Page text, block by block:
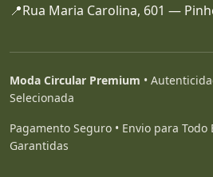
📍Rua Maria Carolina, 601 —
Moda Circular Premium •
Selecionada
Pagamento Seguro • Envio para Todo
Garantidas